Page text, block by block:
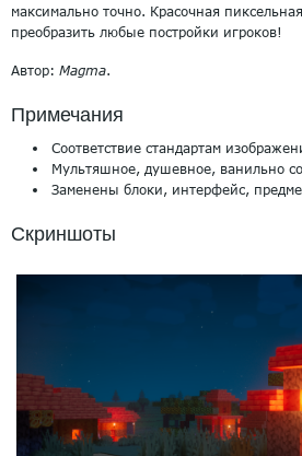
максимально точно. Красочная
преобразить любые постройки игроков!
Автор: Magma.
Примечания
Соответствие стандартам
Мультяшное, душевное, ванильно
Заменены блоки, интерфейс,
Скриншоты